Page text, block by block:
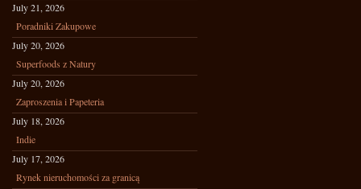
July 21, 2026
Poradniki Zakupowe
July 20, 2026
Superfoods z Natury
July 20, 2026
Zaproszenia i Papeteria
July 18, 2026
Indie
July 17, 2026
Rynek nieruchomości za granicą